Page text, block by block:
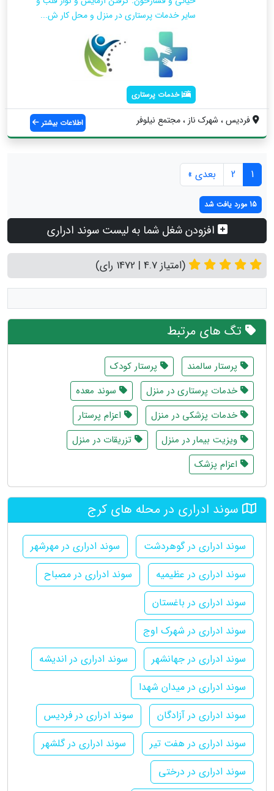
سایر خدمات پرستاری در منزل و محل کار ش...
خدمات پرستاری
فردیس ، شهرک ناز ، مجتمع نیلوفر اطلاعات بیشتر
1
2 بعدی »
15 مورد یافت شد
افزودن شغل شما به لیست سوند ادراری
(امتیاز 4.7 | 1472 رای)
تگ های مرتبط
پرستار سالمند
پرستار کودک
خدمات پرستاری در منزل
سوند معده
خدمات پزشکی در منزل
اعزام پرستار
ویزیت بیمار در منزل
تزریقات در منزل
اعزام پزشک
سوند ادراری در محله های کرج
سوند ادراری در گوهردشت
سوند ادراری در مهرشهر
سوند ادراری در عظیمیه
سوند ادراری در مصباح
سوند ادراری در باغستان
سوند ادراری در شهرک اوج
سوند ادراری در جهانشهر
سوند ادراری در اندیشه
سوند ادراری در میدان شهدا
سوند ادراری در آزادگان
سوند ادراری در فردیس
سوند ادراری در هفت تیر
سوند ادراری در گلشهر
سوند ادراری در درختی